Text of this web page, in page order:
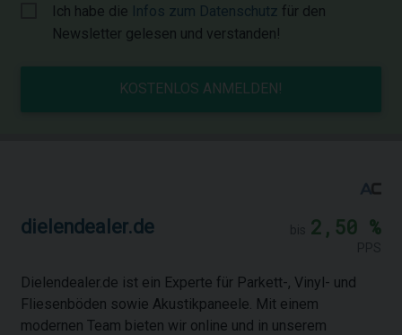
Ich habe die Infos zum Datenschutz für den
Newsletter gelesen und verstanden!
KOSTENLOS ANMELDEN!
dielendealer.de 2,50 %
Dielendealer.de ist ein Experte für Parkett-, Vinyl- und
Fliesenböden sowie Akustikpaneele. Mit einem
modernen Team bieten wir online und in unserem